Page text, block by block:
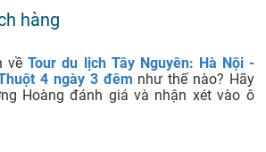
hàng
vềTour du lịch Tây Nguyên: Hà Nội -
4 ngày 3 đêm như thế nào? Hãy
Hoàng đánh giá và nhận xét vào ô